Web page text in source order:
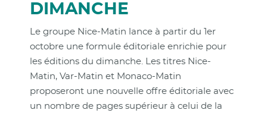
DIMANCHE
Le groupe Nice-Matin lance à partir du 1er
octobre une formule éditoriale enrichie pour
les éditions du dimanche. Les titres Nice-
Matin, Var-Matin et Monaco-Matin
proposeront une nouvelle offre éditoriale avec
un nombre de pages supérieur à celui de la